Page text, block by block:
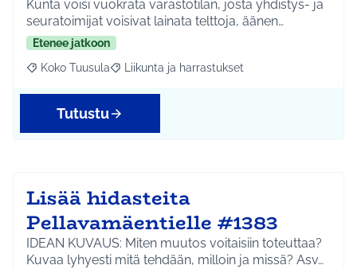
Kunta voisi vuokrata varastotilan, josta yhdistys- ja
seuratoimijat voisivat lainata telttoja, äänen…
Etenee jatkoon
Rajaa tulokset aihepiirin mukaan: Koko Tuusula
Koko Tuusula Rajaa tulokset teeman mukaan: Liikunta ja
Liikunta ja harrastukset
Tutustu
Lisää hidasteita
Pellavamäentielle #1383
IDEAN KUVAUS: Miten muutos voitaisiin toteuttaa?
Kuvaa lyhyesti mitä tehdään, milloin ja missä? Asv…